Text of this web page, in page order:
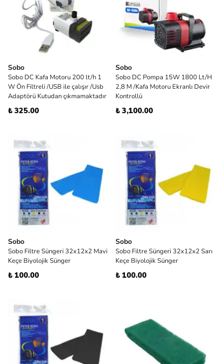
Sobo
Sobo DC Kafa Motoru 200 lt/h 1
W Ön Filtreli /USB ile çalışır /Usb
Adaptörü Kutudan çıkmamaktadır
₺ 325.00
Sobo
Sobo DC Pompa 15W 1800 Lt/H
2,8 M /Kafa Motoru Ekranlı Devir
Kontrollü
₺ 3,100.00
Sobo
Sobo Filtre Süngeri 32x12x2 Mavi
Keçe Biyolojik Sünger
₺ 100.00
Sobo
Sobo Filtre Süngeri 32x12x2 Sarı
Keçe Biyolojik Sünger
₺ 100.00